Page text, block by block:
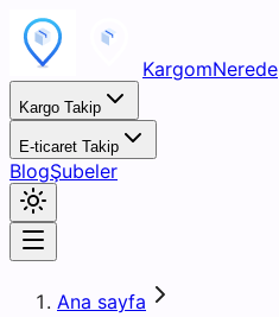
KargomNerede
Kargo Takip
E-ticaret Takip
BlogŞubeler
Ana sayfa